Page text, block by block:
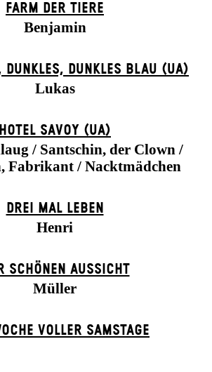
FARM DER TIERE
Benjamin
DUNK­LES, DUNK­LES BLAU (UA)
Lukas
HOTEL SAVOY (UA)
/ Santschin, der Clown /
Fabrikant / Nacktmädchen
DREI MAL LEBEN
Henri
SCHÖNEN AUSSICHT
Müller
VOLLER SAMSTAGE